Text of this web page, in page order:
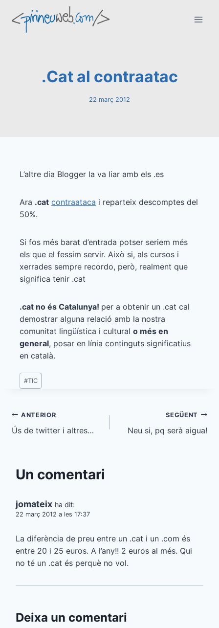
contingut
.Cat al contraatac
22 març 2012
L’altre dia Blogger la va liar amb els .es
Ara .cat contraataca i reparteix descomptes del
50%.
Si fos més barat d’entrada potser seriem més
els que el fessim servir. Això si, als cursos i
xerrades sempre recordo, però, realment que
significa tenir .cat
.cat no és Catalunya! per a obtenir un .cat cal
demostrar alguna relació amb la nostra
comunitat lingüística i cultural o més en
general, posar en línia continguts significatius
en català.
Etiquetes
d'entrada
#TIC
Navegació
d'entrades
ANTERIOR
Ús de twitter i altres…
SEGÜENT
Neu si, pq serà aigua!
Un comentari
jomateix ha dit:
22 març 2012 a les 17:37
La diferència de preu entre un .cat i un .com és
entre 20 i 25 euros. A l’any!! 2 euros al més. Qui
no té un .cat és perquè no vol.
Deixa un comentari